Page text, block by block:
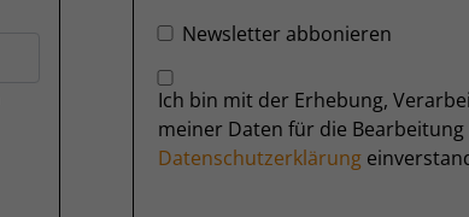
Newsletter abbonieren
Ich bin mit der Erhebung,
meiner Daten für die
Datenschutzerklärung